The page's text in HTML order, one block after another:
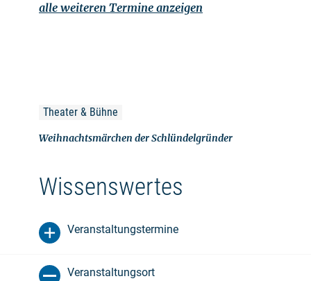
alle weiteren Termine anzeigen
Theater & Bühne
Weihnachtsmärchen der Schlündelgründer
Wissenswertes
Veranstaltungstermine
Veranstaltungsort